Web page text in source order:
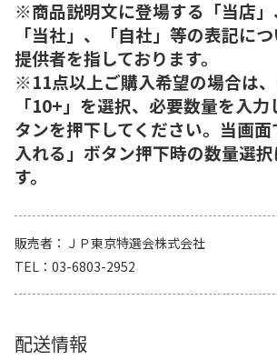
※商品説明文に登場する「当店」
「当社」、「自社」等の表記に
提供者を指しております。
※11点以上ご購入希望の場合は
「10+」を選択、必要数量を入
タンを押下してください。当画
入れる」ボタン押下時の数量選
す。
販売者
ＪＰ東京特選会株式会社
TEL
03-6803-2952
配送情報